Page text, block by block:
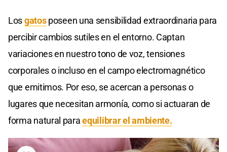
Losgatosposeen una sensibilidad extraordinaria para
percibir cambios sutiles en el entorno. Captan
variaciones en nuestro tono de voz, tensiones
corporales o incluso en el campo electromagnético
que emitimos. Por eso, se acercan a personas o
lugares que necesitan armonía, como si actuaran de
forma natural paraequilibrar el ambiente.